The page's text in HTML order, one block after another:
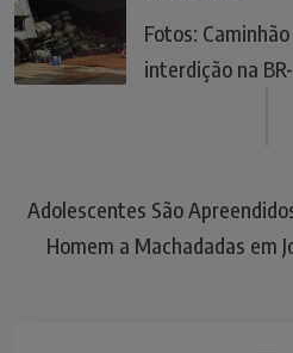
Fotos:
interdição na
Adolescentes São
Homem a Machadadas em